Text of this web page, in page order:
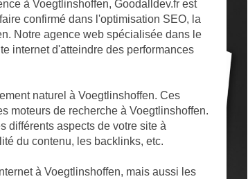
à Voegtlinshoffen, Goodalldev.fr est
confirmé dans l'optimisation SEO, la
Notre agence web spécialisée dans le
internet d'atteindre des performances
naturel à Voegtlinshoffen. Ces
moteurs de recherche à Voegtlinshoffen.
différents aspects de votre site à
du contenu, les backlinks, etc.
à Voegtlinshoffen, mais aussi les